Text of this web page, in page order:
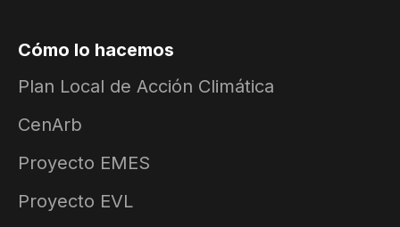
Cómo lo hacemos
Plan Local de Acción Climática
CenArb
Proyecto EMES
Proyecto EVL